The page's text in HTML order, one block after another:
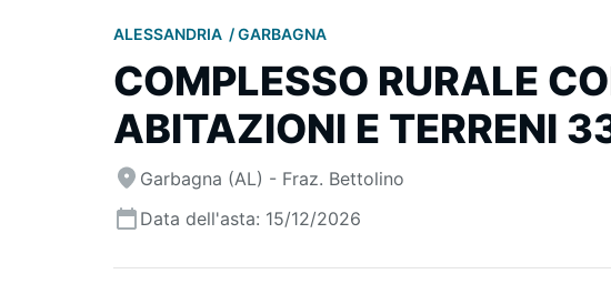
ALESSANDRIA GARBAGNA
COMPLESSO RURALE
ABITAZIONI E TERRENI
Garbagna (AL) - Fraz. Bettolino
Data dell'asta: 15/12/2026